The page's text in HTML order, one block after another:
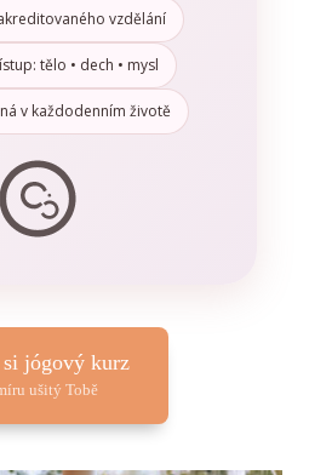
vzdělání
tělo • dech • mysl
v každodenním životě
jógový kurz
ušitý Tobě